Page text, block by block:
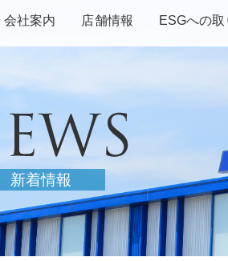
会社案内 店舗情報 ESGへの取
新着情報